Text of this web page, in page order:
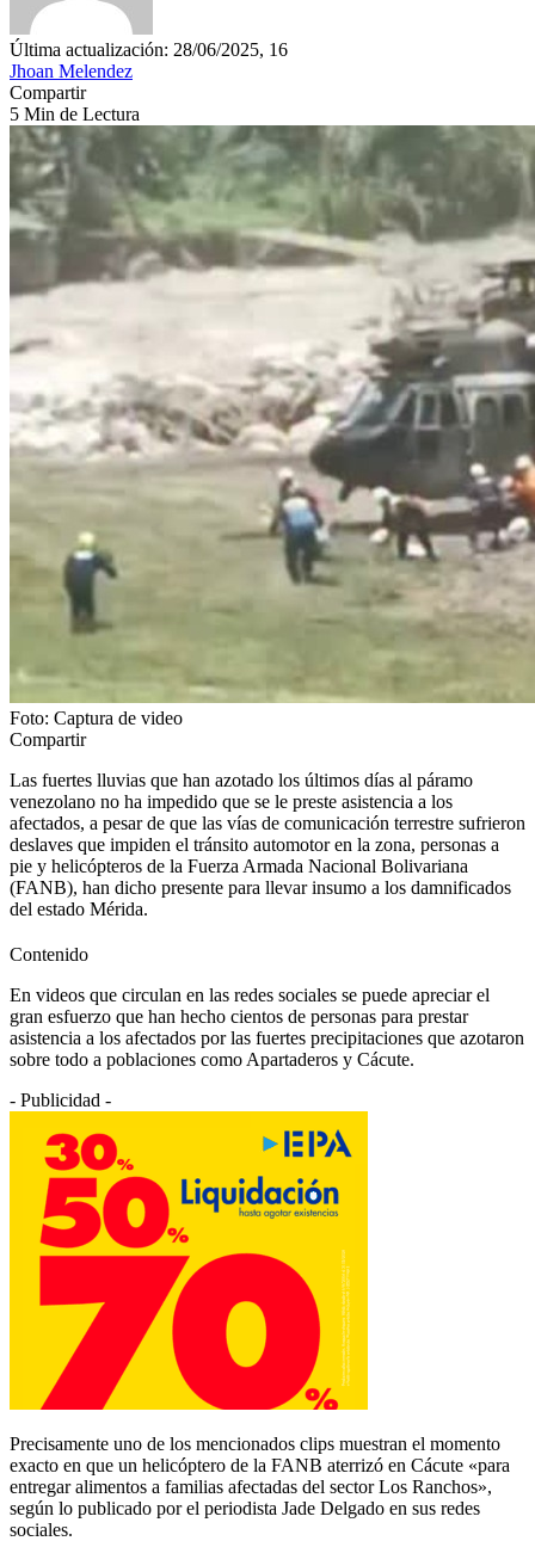
Última actualización: 28/06/2025, 16
Jhoan Melendez
Compartir
5 Min de Lectura
Foto: Captura de video
Compartir
Las fuertes lluvias que han azotado los últimos días al páramo
venezolano no ha impedido que se le preste asistencia a los
afectados, a pesar de que las vías de comunicación terrestre sufrieron
deslaves que impiden el tránsito automotor en la zona, personas a
pie y helicópteros de la Fuerza Armada Nacional Bolivariana
(FANB), han dicho presente para llevar insumo a los damnificados
del estado Mérida.
Contenido
En videos que circulan en las redes sociales se puede apreciar el
gran esfuerzo que han hecho cientos de personas para prestar
asistencia a los afectados por las fuertes precipitaciones que azotaron
sobre todo a poblaciones como Apartaderos y Cácute.
- Publicidad -
Precisamente uno de los mencionados clips muestran el momento
exacto en que un helicóptero de la FANB aterrizó en Cácute «para
entregar alimentos a familias afectadas del sector Los Ranchos»,
según lo publicado por el periodista Jade Delgado en sus redes
sociales.